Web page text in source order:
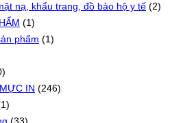
nạ, khẩu trang, đồ bảo hộ y tế (2)
(1)
phẩm (1)
IN (246)